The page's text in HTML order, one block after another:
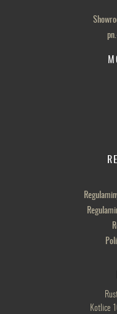
Kotlice